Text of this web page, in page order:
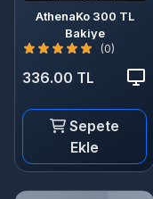
AthenaKo 300 TL
Bakiye
(0)
336.00 TL
Sepete
Ekle